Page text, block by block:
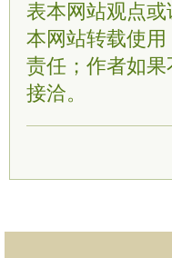
表本网站观点
本网站转载使
责任；作者如
接洽。